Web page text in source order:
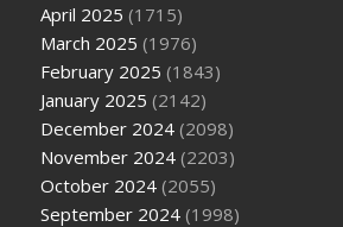
April 2025 (1715)
March 2025 (1976)
February 2025 (1843)
January 2025 (2142)
December 2024 (2098)
November 2024 (2203)
October 2024 (2055)
September 2024 (1998)